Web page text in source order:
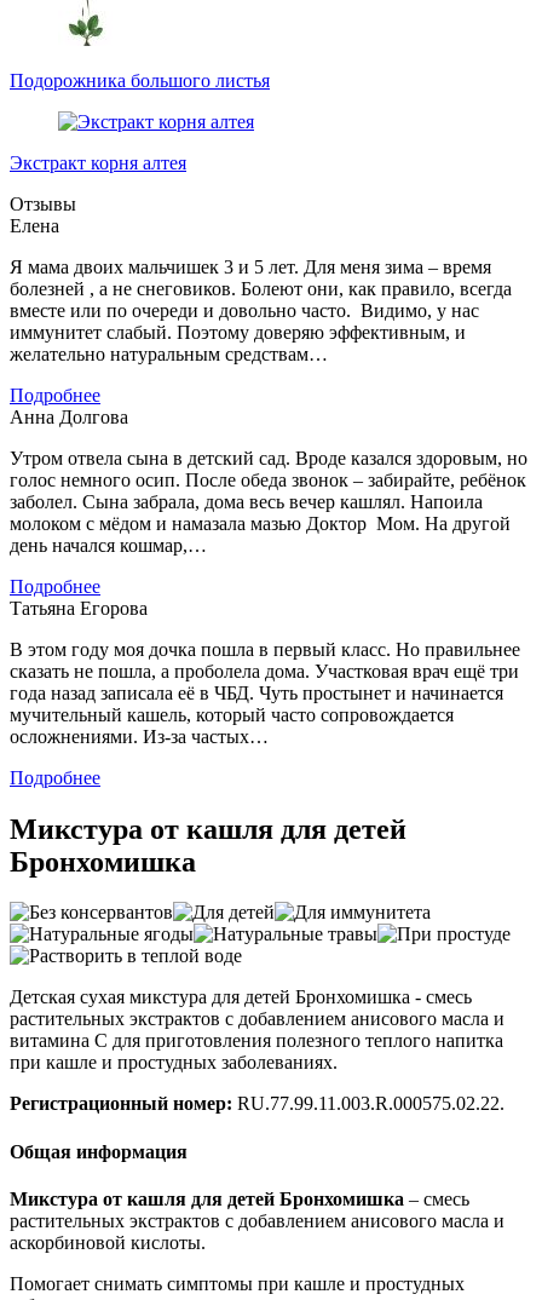
Подорожника большого листья
Экстракт корня алтея
Отзывы
Елена
Я мама двоих мальчишек 3 и 5 лет. Для меня зима – время
болезней , а не снеговиков. Болеют они, как правило, всегда
вместе или по очереди и довольно часто. Видимо, у нас
иммунитет слабый. Поэтому доверяю эффективным, и
желательно натуральным средствам…
Подробнее
Анна Долгова
Утром отвела сына в детский сад. Вроде казался здоровым, но
голос немного осип. После обеда звонок – забирайте, ребёнок
заболел. Сына забрала, дома весь вечер кашлял. Напоила
молоком с мёдом и намазала мазью Доктор Мом. На другой
день начался кошмар,…
Подробнее
Татьяна Егорова
В этом году моя дочка пошла в первый класс. Но правильнее
сказать не пошла, а проболела дома. Участковая врач ещё три
года назад записала её в ЧБД. Чуть простынет и начинается
мучительный кашель, который часто сопровождается
осложнениями. Из-за частых…
Подробнее
Микстура от кашля для детей
Бронхомишка
Детская сухая микстура для детей Бронхомишка - смесь
растительных экстрактов с добавлением анисового масла и
витамина С для приготовления полезного теплого напитка
при кашле и простудных заболеваниях.
Регистрационный номер: RU.77.99.11.003.R.000575.02.22.
Общая информация
Микстура от кашля для детей Бронхомишка – смесь
растительных экстрактов с добавлением анисового масла и
аскорбиновой кислоты.
Помогает снимать симптомы при кашле и простудных